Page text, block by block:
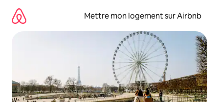
directement
Mettre mon logement sur Airbnb